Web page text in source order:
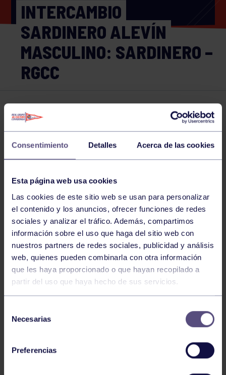
Consentimiento Detalles Acerca de las cookies
Esta página web usa cookies
Las cookies de este sitio web se usan para personalizar
el contenido y los anuncios, ofrecer funciones de redes
sociales y analizar el tráfico. Además, compartimos
información sobre el uso que haga del sitio web con
nuestros partners de redes sociales, publicidad y análisis
web, quienes pueden combinarla con otra información
que les haya proporcionado o que hayan recopilado a
partir del uso que haya hecho de sus servicios.
Necesarias
Preferencias
INTERCAMBIO
SARDINERO ALEVÍN
MASCULINO: SARDINERO –
RGCC
Comparte
NOTICIAS RELACIONADAS
Hockey 28 Jul 2026
MUNDIAL